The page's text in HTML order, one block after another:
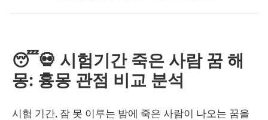
😴💀 시험기간 죽은 사람 꿈 해
몽: 흉몽 관점 비교 분석
시험 기간, 잠 못 이루는 밤에 죽은 사람이 나오는 꿈을